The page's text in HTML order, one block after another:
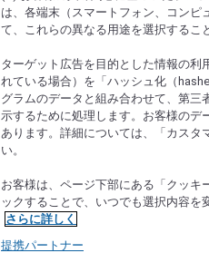
は、各端末（スマートフォン、コンピ
て、これらの異なる用途を選択するこ
ターゲット広告を目的とした情報の利
れている場合）を「ハッシュ化（
グラムのデータと組み合わせて、第
示するために処理します。お客様のデ
あります。詳細については、「カスタ
い。
お客様は、ページ下部にある「クッキ
ックすることで、いつでも選択内容を
さらに詳しく
提携パートナー